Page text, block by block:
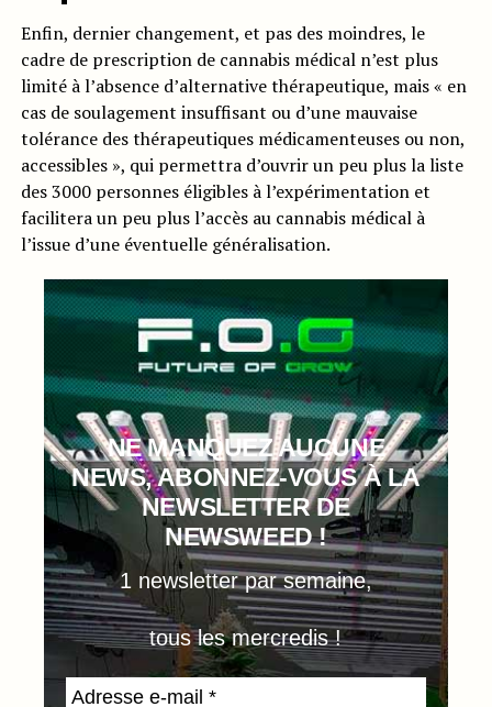
Enfin, dernier changement, et pas des moindres, le
cadre de prescription de cannabis médical n’est plus
limité à l’absence d’alternative thérapeutique, mais « en
cas de soulagement insuffisant ou d’une mauvaise
tolérance des thérapeutiques médicamenteuses ou non,
accessibles », qui permettra d’ouvrir un peu plus la liste
des 3000 personnes éligibles à l’expérimentation et
facilitera un peu plus l’accès au cannabis médical à
l’issue d’une éventuelle généralisation.
NE MANQUEZ AUCUNE
NEWS, ABONNEZ-VOUS À LA
NEWSLETTER DE
NEWSWEED !
1 newsletter par semaine,
tous les mercredis !